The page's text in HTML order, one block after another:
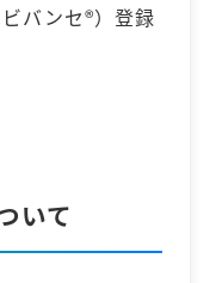
バンセ®）登録
いて